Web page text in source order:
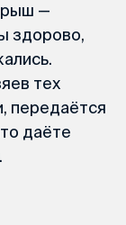
—
здорово,
тех
передаётся
даёте